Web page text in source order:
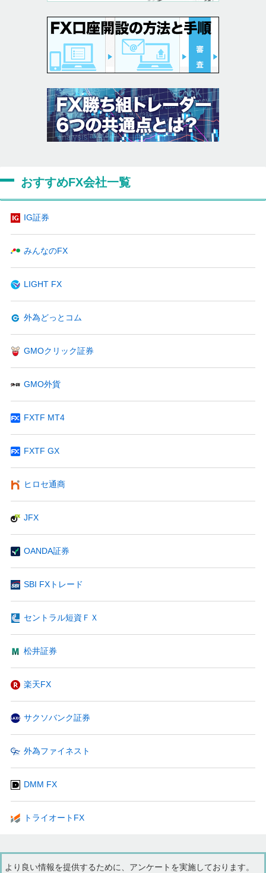
おすすめFX会社一覧
IG証券
みんなのFX
LIGHT FX
外為どっとコム
GMOクリック証券
GMO外貨
FXTF MT4
FXTF GX
ヒロセ通商
JFX
OANDA証券
SBI FXトレード
セントラル短資ＦＸ
松井証券
楽天FX
サクソバンク証券
外為ファイネスト
DMM FX
トライオートFX
より良い情報を提供するために、アンケートを実施しております。